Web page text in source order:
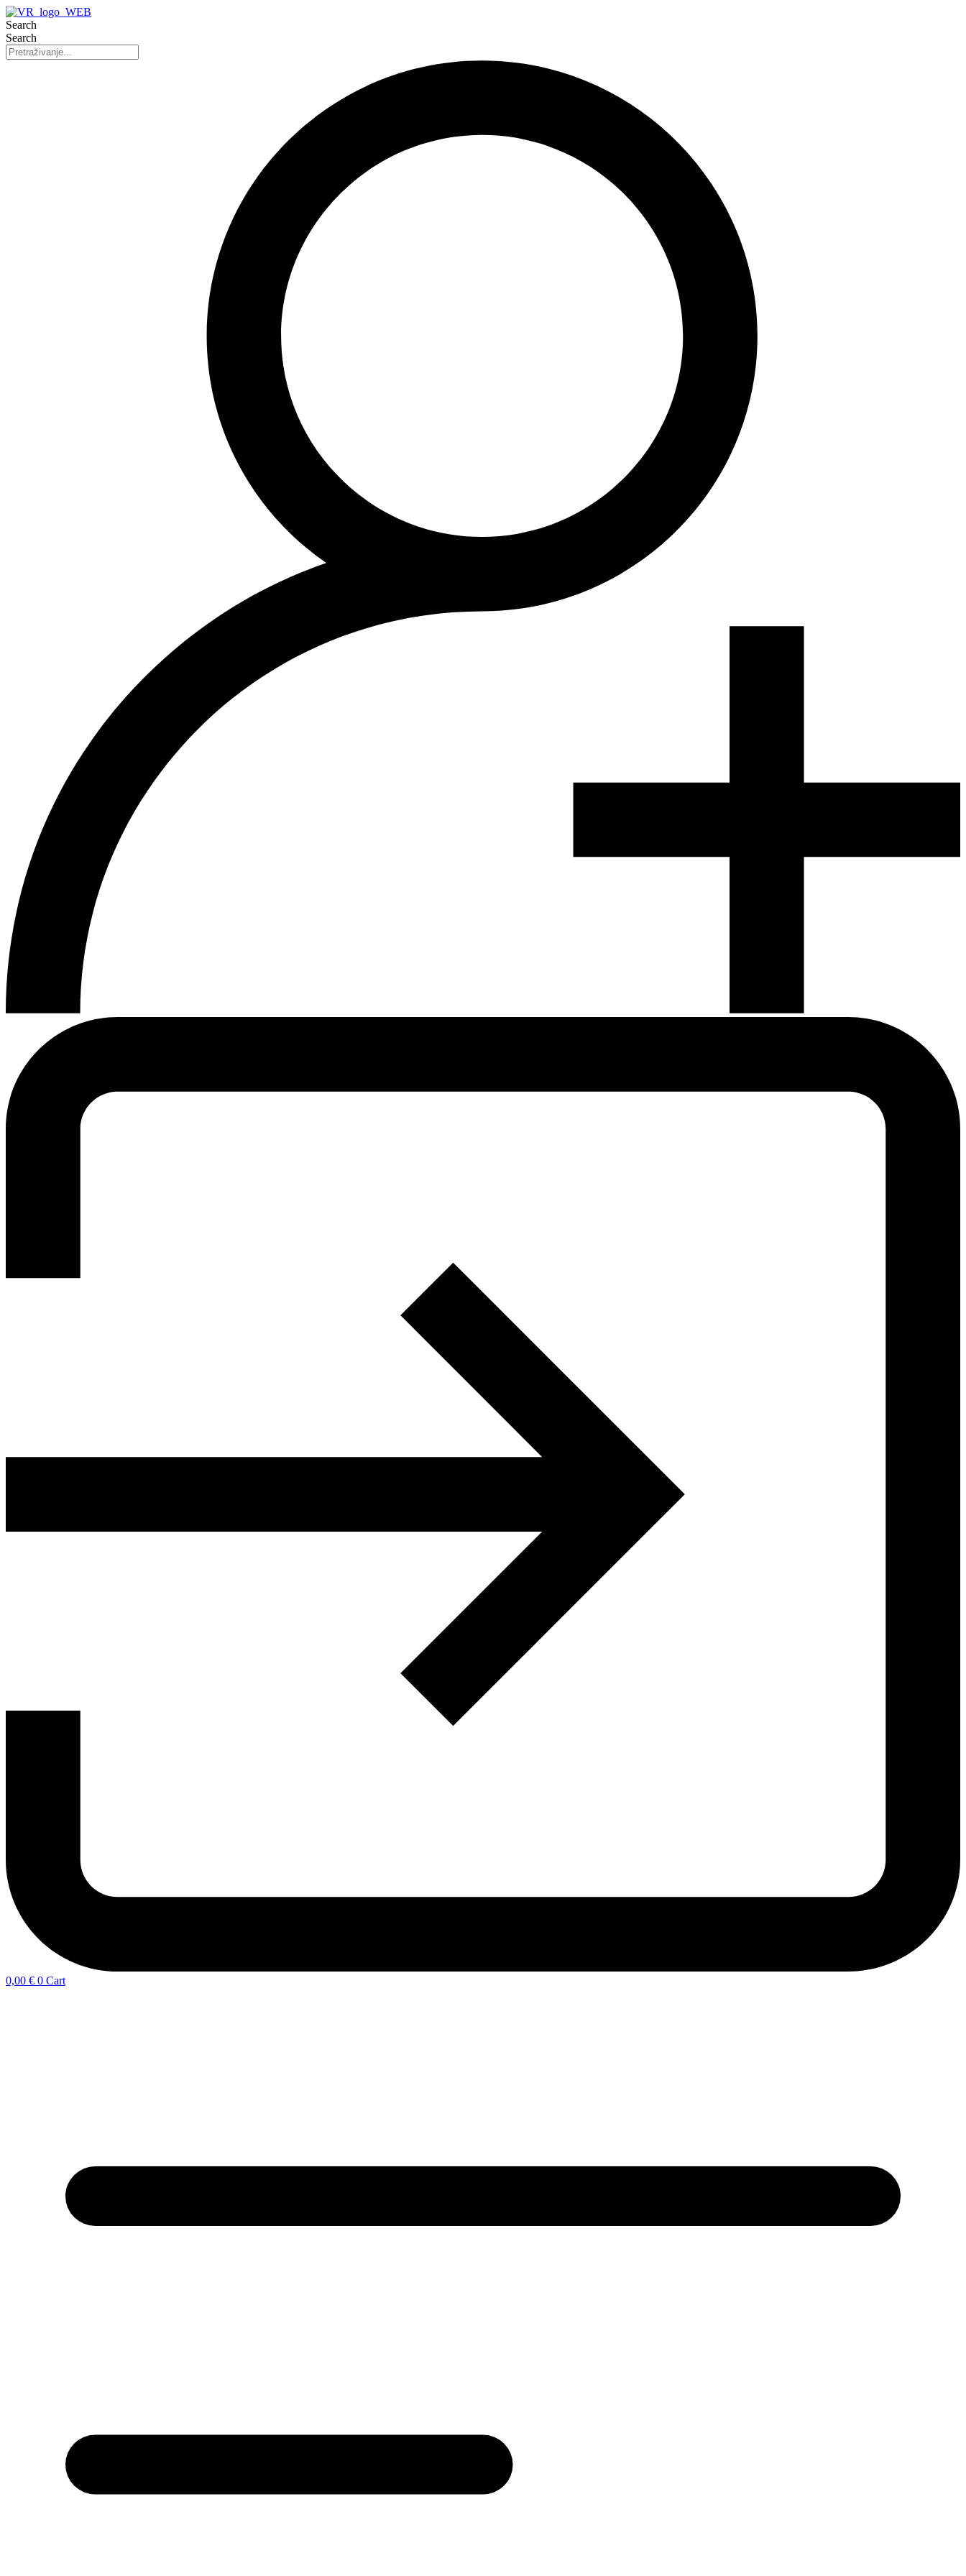
Search
Search
0,00 € 0 Cart